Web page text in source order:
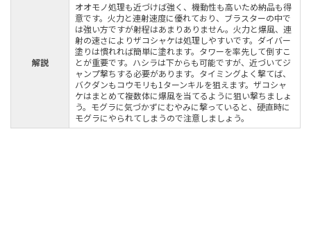
解説
オオモノ処理も近づけば強く、機動性も高いため納品も得
意です。火力と連射速度に優れており、ブラスターの中で
は強い方ですが射程はあまりありません。火力と爆風、連
射の速さによりザコシャケは処理しやすいです。ダイバー
塗りは慣れれば簡単に塗れます。タワーを率先して倒すこ
とが重要です。ハシラは下からも可能ですが、近づいてジ
ャンプ撃ちする必要があります。タイミングよく撃てば、
バクダンもコウモリも1ターンキルを狙えます。ザコシャ
ケはまとめて複数体に爆風を当てるように狙い撃ちましょ
う。モグラに気づかずにむやみに撃っていると、硬直時に
モグラにやられてしまうので注意しましょう。